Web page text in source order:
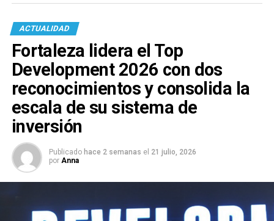
ACTUALIDAD
Fortaleza lidera el Top
Development 2026 con dos
reconocimientos y consolida la
escala de su sistema de
inversión
Publicado hace 2 semanas el 21 julio, 2026
por Anna